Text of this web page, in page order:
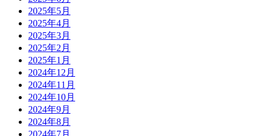
2025年5月
2025年4月
2025年3月
2025年2月
2025年1月
2024年12月
2024年11月
2024年10月
2024年9月
2024年8月
2024年7月